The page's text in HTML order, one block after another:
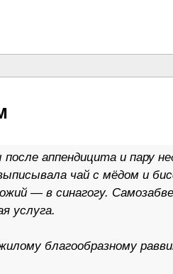
аппендицита и пару
чай с мёдом и
— в синагогу.
услуга.
благообразному